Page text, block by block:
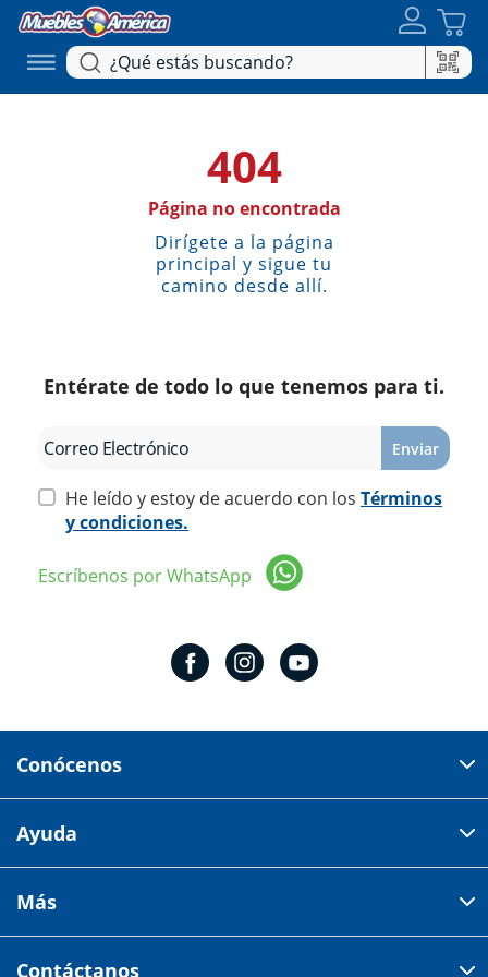
404
Página no encontrada
Dirígete a la página
principal y sigue tu
camino desde allí.
Entérate de todo lo que tenemos para ti.
Enviar
He leído y estoy de acuerdo con los Términos
y condiciones.
Escríbenos por WhatsApp
Conócenos
Av 18 de marzo # 309. Colonia la Nogalera.
Tiendas
Ayuda
Centro de ayuda
Más
Contáctanos